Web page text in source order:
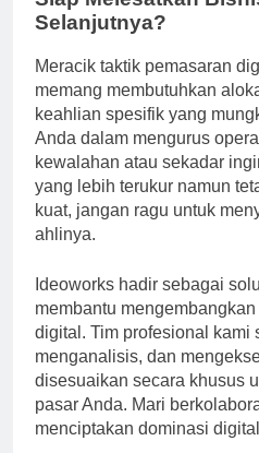
Selanjutnya?
Meracik taktik pemasaran
memang membutuhkan
keahlian spesifik yang
Anda dalam mengurus
kewalahan atau sekadar
yang lebih terukur namun
kuat, jangan ragu untuk
ahlinya.
Ideoworks hadir sebagai
membantu
digital. Tim profesional kami
menganalisis, dan
disesuaikan secara khusus
pasar Anda. Mari
menciptakan dominasi